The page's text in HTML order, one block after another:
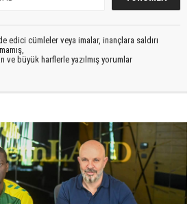
edici cümleler veya imalar, inançlara saldırı
ve büyük harflerle yazılmış yorumlar